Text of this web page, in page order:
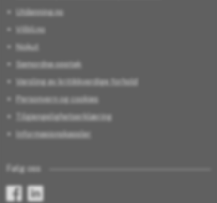
Utdanning.no
Vilbli.no
Nokut
Samordna opptak
Varsling av kritikkverdige forhold
Personvern og cookies
Tilgjengelighetserklæring
Informasjonskapsler
Følg oss